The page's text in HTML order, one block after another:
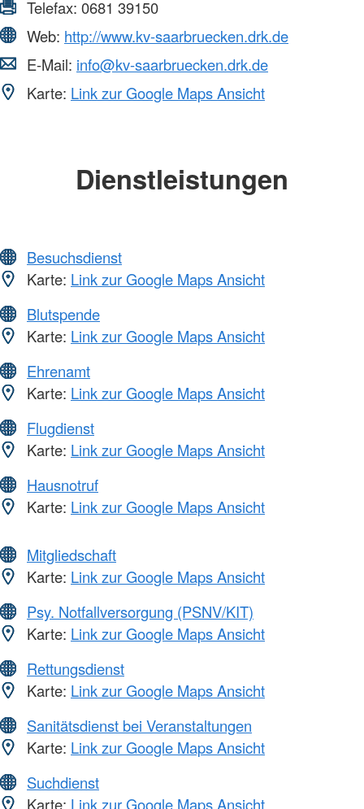
Telefax: 0681 39150
Web: http://www.kv-saarbruecken.drk.de
E-Mail: info@kv-saarbruecken.drk.de
Karte: Link zur Google Maps Ansicht
Dienstleistungen
Besuchsdienst
Karte: Link zur Google Maps Ansicht
Blutspende
Karte: Link zur Google Maps Ansicht
Ehrenamt
Karte: Link zur Google Maps Ansicht
Flugdienst
Karte: Link zur Google Maps Ansicht
Hausnotruf
Karte: Link zur Google Maps Ansicht
Mitgliedschaft
Karte: Link zur Google Maps Ansicht
Psy. Notfallversorgung (PSNV/KIT)
Karte: Link zur Google Maps Ansicht
Rettungsdienst
Karte: Link zur Google Maps Ansicht
Sanitätsdienst bei Veranstaltungen
Karte: Link zur Google Maps Ansicht
Suchdienst
Karte: Link zur Google Maps Ansicht